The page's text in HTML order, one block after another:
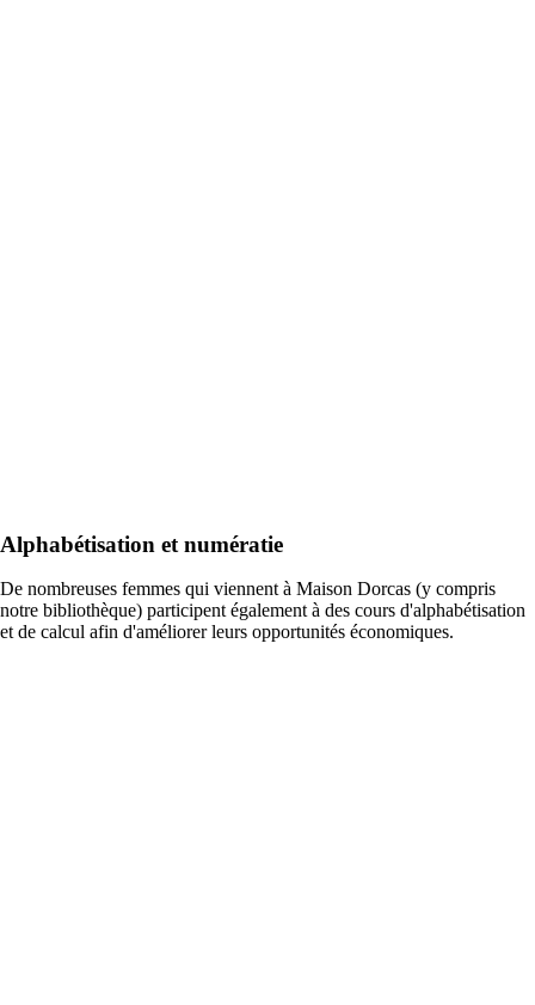
Alphabétisation et numératie
De nombreuses femmes qui viennent à Maison Dorcas (y compris
notre bibliothèque) participent également à des cours d'alphabétisation
et de calcul afin d'améliorer leurs opportunités économiques.